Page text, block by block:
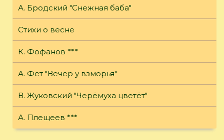
А. Бродский "Снежная баба"
Стихи о весне
К. Фофанов ***
А. Фет "Вечер у взморья"
В. Жуковский "Черёмуха цветёт"
А. Плещеев ***